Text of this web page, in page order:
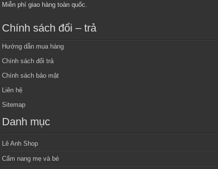
Miễn phí giao hàng toàn quốc.
Chính sách đổi – trả
Hướng dẫn mua hàng
Chính sách đổi trả
Chính sách bảo mật
Liên hệ
Sitemap
Danh mục
Lê Anh Shop
Cẩm nang mẹ và bé